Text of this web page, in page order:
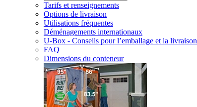
Tarifs et renseignements
Options de livraison
Utilisations fréquentes
Déménagements internationaux
U-Box - Conseils pour l’emballage et la livraison
FAQ
Dimensions du conteneur